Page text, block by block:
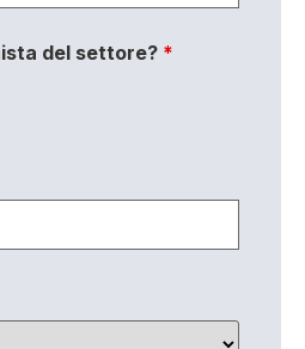
del settore? *